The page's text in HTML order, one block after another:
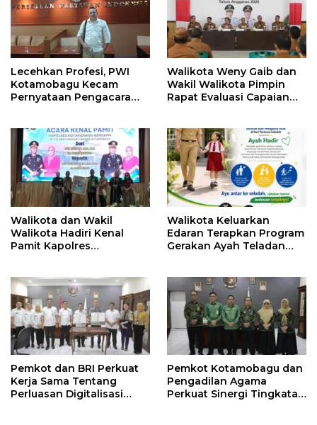
Lecehkan Profesi, PWI
Kotamobagu Kecam
Pernyataan Pengacara
Walikota Weny Gaib dan
Wakil Walikota Pimpin
Rapat Evaluasi Capaian
Walikota dan Wakil
Walikota Hadiri Kenal
Pamit Kapolres
Walikota Keluarkan
Edaran Terapkan Program
Gerakan Ayah Teladan
Pemkot dan BRI Perkuat
Kerja Sama Tentang
Perluasan Digitalisasi
Pemkot Kotamobagu dan
Pengadilan Agama
Perkuat Sinergi Tingkatan